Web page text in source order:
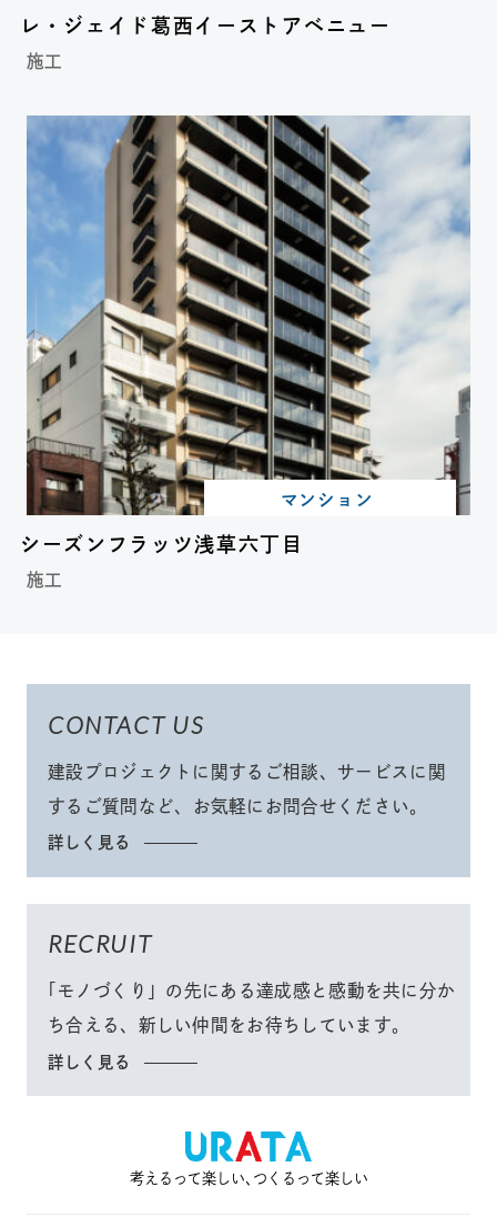
レ・ジェイド葛西イーストアベニュー
施工
マンション
シーズンフラッツ浅草六丁目
施工
CONTACT US
建設プロジェクトに関するご相談、サービスに関
するご質問など、
お気軽にお問合せください。
詳しく見る
RECRUIT
「モノづくり」 の先にある達成感と感動を共に分か
ち合える、 新しい仲間をお待ちしています。
詳しく見る
考えるって楽しい､つくるって楽しい